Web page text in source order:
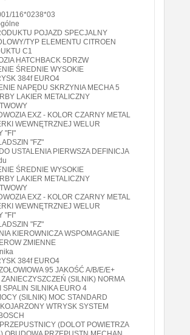
116*0238*03
POJAZD SPECJALNY
TYP ELEMENTU CITROEN
C1
HATCHBACK 5DRZW
ŚREDNIE WYSOKIE
384f EURO4
NAPĘDU SKRZYNIA MECHA 5
LAKIER METALICZNY
EXZ - KOLOR CZARNY METAL
WEWNĘTRZNEJ WELUR
"FI"
"FZ"
USTALENIA PIERWSZA DEFINICJA
ŚREDNIE WYSOKIE
LAKIER METALICZNY
EXZ - KOLOR CZARNY METAL
WEWNĘTRZNEJ WELUR
"FI"
"FZ"
KIEROWNICZA WSPOMAGANIE
ZMIENNE
384f EURO4
95 JAKOŚĆ A/B/E/E+
(SILNIK) NORMA
SPALIN SILNIKA EURO 4
(SILNIK) MOC STANDARD
WTRYSK SYSTEM
(DOLOT POWIETRZA